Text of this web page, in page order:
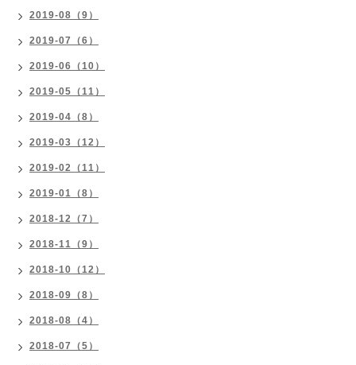
2019-08（9）
2019-07（6）
2019-06（10）
2019-05（11）
2019-04（8）
2019-03（12）
2019-02（11）
2019-01（8）
2018-12（7）
2018-11（9）
2018-10（12）
2018-09（8）
2018-08（4）
2018-07（5）